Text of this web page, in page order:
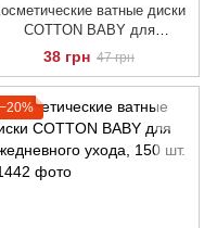
ватные диски
COTTON BABY для
ежедневного ухода, 50 шт.
38 грн 47 грн
−20%